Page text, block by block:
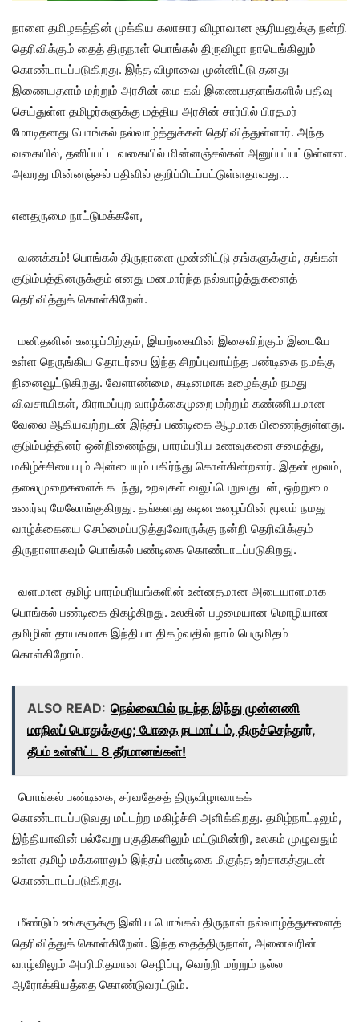
நாளை தமிழகத்தின் முக்கிய கலாசார விழாவான சூரியனுக்கு நன்றி
தெரிவிக்கும் தைத் திருநாள் பொங்கல் திருவிழா நாடெங்கிலும்
கொண்டாடப்படுகிறது. இந்த விழாவை முன்னிட்டு தனது
இணையதளம் மற்றும் அரசின் மை கவ் இணையதளங்களில் பதிவு
செய்துள்ள தமிழர்களுக்கு மத்திய அரசின் சார்பில் பிரதமர்
மோடிதனது பொங்கல் நல்வாழ்த்துக்கள் தெரிவித்துள்ளார். அந்த
வகையில், தனிப்பட்ட வகையில் மின்னஞ்சல்கள் அனுப்பப்பட்டுள்ளன.
அவரது மின்னஞ்சல் பதிவில் குறிப்பிடப்பட்டுள்ளதாவது…
எனதருமை நாட்டுமக்களே,
வணக்கம்! பொங்கல் திருநாளை முன்னிட்டு தங்களுக்கும், தங்கள்
குடும்பத்தினருக்கும் எனது மனமார்ந்த நல்வாழ்த்துகளைத்
தெரிவித்துக் கொள்கிறேன்.
மனிதனின் உழைப்பிற்கும், இயற்கையின் இசைவிற்கும் இடையே
உள்ள நெருங்கிய தொடர்பை இந்த சிறப்புவாய்ந்த பண்டிகை நமக்கு
நினைவூட்டுகிறது. வேளாண்மை, கடினமாக உழைக்கும் நமது
விவசாயிகள், கிராமப்புற வாழ்க்கைமுறை மற்றும் கண்ணியமான
வேலை ஆகியவற்றுடன் இந்தப் பண்டிகை ஆழமாக பிணைந்துள்ளது.
குடும்பத்தினர் ஒன்றிணைந்து, பாரம்பரிய உணவுகளை சமைத்து,
மகிழ்ச்சியையும் அன்பையும் பகிர்ந்து கொள்கின்றனர். இதன் மூலம்,
தலைமுறைகளைக் கடந்து, உறவுகள் வலுப்பெறுவதுடன், ஒற்றுமை
உணர்வு மேலோங்குகிறது. தங்களது கடின உழைப்பின் மூலம் நமது
வாழ்க்கையை செம்மைப்படுத்துவோருக்கு நன்றி தெரிவிக்கும்
திருநாளாகவும் பொங்கல் பண்டிகை கொண்டாடப்படுகிறது.
வளமான தமிழ் பாரம்பரியங்களின் உன்னதமான அடையாளமாக
பொங்கல் பண்டிகை திகழ்கிறது. உலகின் பழமையான மொழியான
தமிழின் தாயகமாக இந்தியா திகழ்வதில் நாம் பெருமிதம்
கொள்கிறோம்.
ALSO READ: நெல்லையில் நடந்த இந்து முன்னணி
மாநிலப் பொதுக்குழு; போதை நடமாட்டம், திருச்செந்தூர்,
தீபம் உள்ளிட்ட 8 தீர்மானங்கள்!
பொங்கல் பண்டிகை, சர்வதேசத் திருவிழாவாகக்
கொண்டாடப்படுவது மட்டற்ற மகிழ்ச்சி அளிக்கிறது. தமிழ்நாட்டிலும்,
இந்தியாவின் பல்வேறு பகுதிகளிலும் மட்டுமின்றி, உலகம் முழுவதும்
உள்ள தமிழ் மக்களாலும் இந்தப் பண்டிகை மிகுந்த உற்சாகத்துடன்
கொண்டாடப்படுகிறது.
மீண்டும் உங்களுக்கு இனிய பொங்கல் திருநாள் நல்வாழ்த்துகளைத்
தெரிவித்துக் கொள்கிறேன். இந்த தைத்திருநாள், அனைவரின்
வாழ்விலும் அபரிமிதமான செழிப்பு, வெற்றி மற்றும் நல்ல
ஆரோக்கியத்தை கொண்டுவரட்டும்.